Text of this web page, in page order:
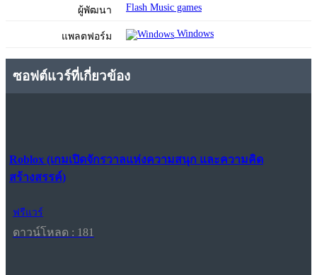
ผู้พัฒนา Flash Music games
แพลตฟอร์ม Windows
ซอฟต์แวร์ที่เกี่ยวข้อง
Roblox (เกมเปิดจักรวาลแห่งความสนุก และความคิด
สร้างสรรค์)
ฟรีแวร์
ดาวน์โหลด : 181